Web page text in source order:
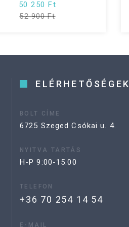
50 250 Ft
52 900 Ft
ELÉRHETŐSÉGEK
BOLT CÍME
6725 Szeged Csókai u. 4.
NYITVA TARTÁS
H-P 9:00-15:00
TELEFON
+36 70 254 14 54
E-MAIL